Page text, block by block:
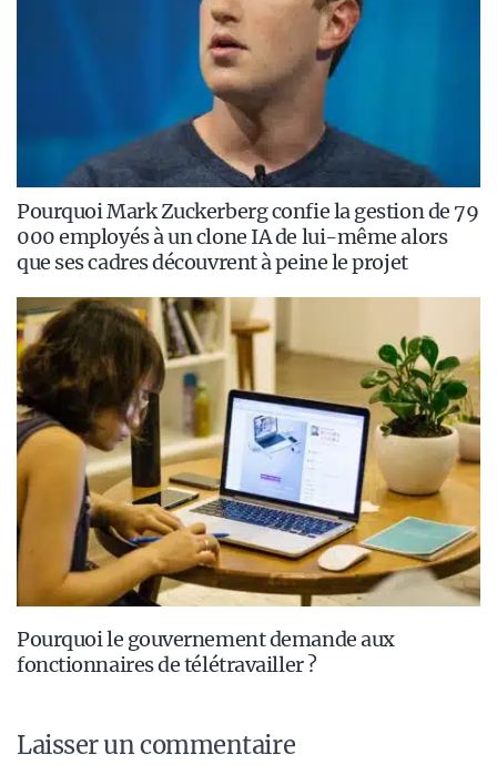
Pourquoi Mark Zuckerberg confie la gestion de 79
000 employés à un clone IA de lui-même alors
que ses cadres découvrent à peine le projet
Pourquoi le gouvernement demande aux
fonctionnaires de télétravailler ?
Laisser un commentaire